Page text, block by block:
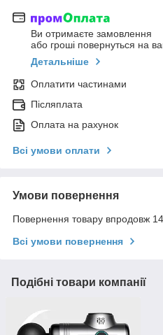
Ви отримаєте замовлення
або гроші повернуться на
Детальніше
Оплатити частинами
Післяплата
Оплата на рахунок
Всі умови оплати
Умови повернення
Повернення товару впродовж
Всі умови повернення
Подібні товари компанії